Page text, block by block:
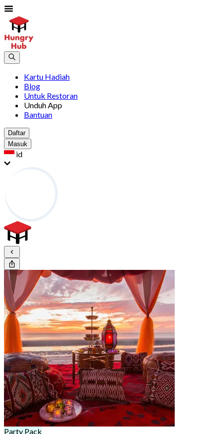
Kartu Hadiah
Blog
Untuk Restoran
Unduh App
Bantuan
Daftar
Masuk
id
Party Pack